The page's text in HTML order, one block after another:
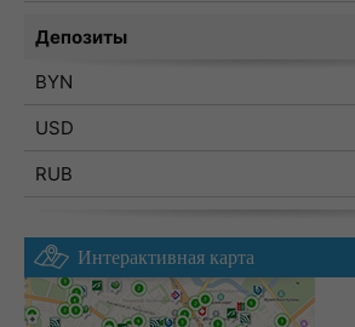
Депозиты
BYN
USD
RUB
Интерактивная карта